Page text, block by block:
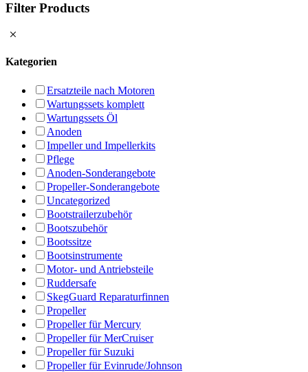
Filter Products
Kategorien
Ersatzteile nach Motoren
Wartungssets komplett
Wartungssets Öl
Anoden
Impeller und Impellerkits
Pflege
Anoden-Sonderangebote
Propeller-Sonderangebote
Uncategorized
Bootstrailerzubehör
Bootszubehör
Bootssitze
Bootsinstrumente
Motor- und Antriebsteile
Ruddersafe
SkegGuard Reparaturfinnen
Propeller
Propeller für Mercury
Propeller für MerCruiser
Propeller für Suzuki
Propeller für Evinrude/Johnson